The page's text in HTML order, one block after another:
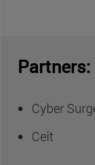
Partners:
Cyber
Ceit